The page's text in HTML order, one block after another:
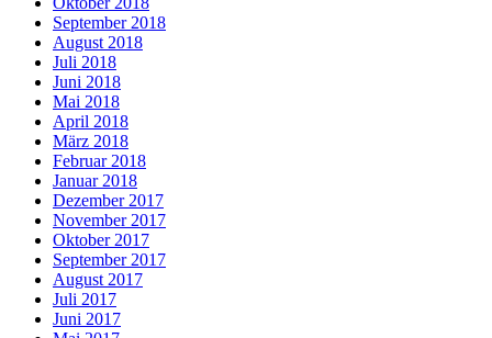
September 2018
August 2018
Juli 2018
Juni 2018
Mai 2018
April 2018
März 2018
Februar 2018
Januar 2018
Dezember 2017
November 2017
Oktober 2017
September 2017
August 2017
Juli 2017
Juni 2017